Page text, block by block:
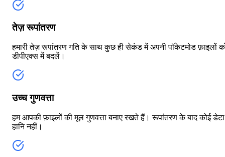
तेज़ रूपांतरण
हमारी तेज़ रूपांतरण गति के साथ कुछ ही सेकंड में अपनी पॉकेटमोड फ़ाइलों
डीपीएक्स में बदलें।
उच्च गुणवत्ता
हम आपकी फ़ाइलों की मूल गुणवत्ता बनाए रखते हैं। रूपांतरण के बाद कोई डेटा
हानि नहीं।